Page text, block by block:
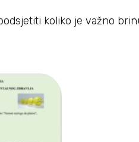
koliko je važno